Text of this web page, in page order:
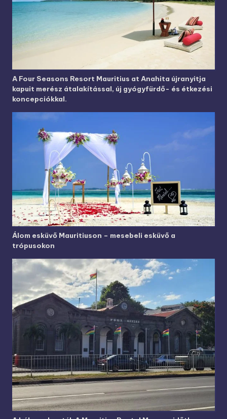
A Four Seasons Resort Mauritius at Anahita újranyitja
kapuit merész átalakítással, új gyógyfürdő- és étkezési
koncepciókkal.
Álom esküvő Mauritiuson – mesebeli esküvő a
trópusokon